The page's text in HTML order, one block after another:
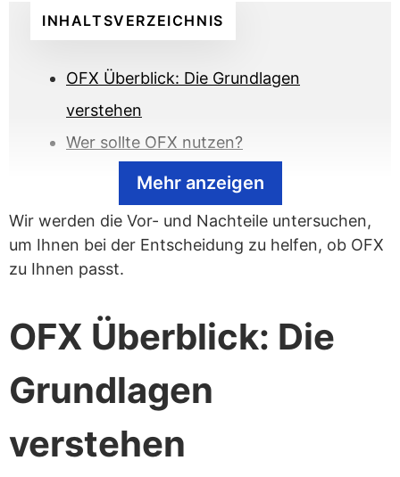
INHALTSVERZEICHNIS
OFX Überblick: Die Grundlagen
verstehen
Wer sollte OFX nutzen?
Vorteile von OFX
Die Anmeldung für ein OFX-Konto ist
einfach
OFX ist reguliert, vertrauenswürdig und
sicher
Geld mit OFX zu senden ist günstig
Niedrige Mindestbeträge, keine
Höchstbeträge
Mehr anzeigen
Wir werden die Vor- und Nachteile untersuchen,
um Ihnen bei der Entscheidung zu helfen, ob OFX
zu Ihnen passt.
OFX Überblick: Die
Grundlagen
verstehen